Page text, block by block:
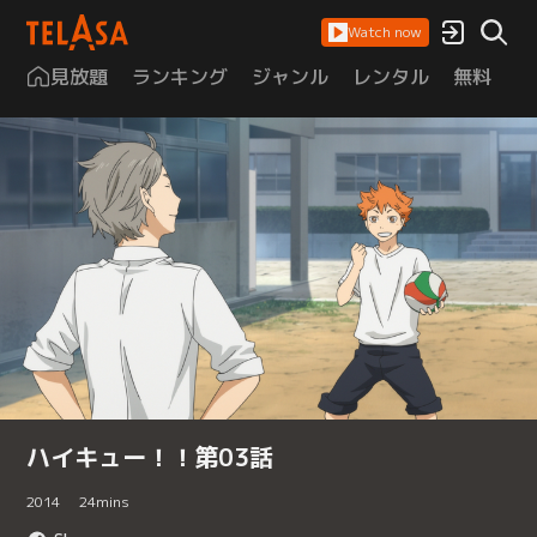
Watch now
見放題 ランキング ジャンル レンタル 無料
ハイキュー！！第03話
2014 24mins